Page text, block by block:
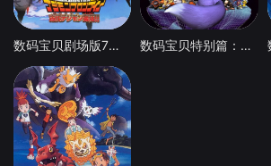
数码宝贝剧场版7：古代数码兽复活 数码宝贝特别篇：X进化